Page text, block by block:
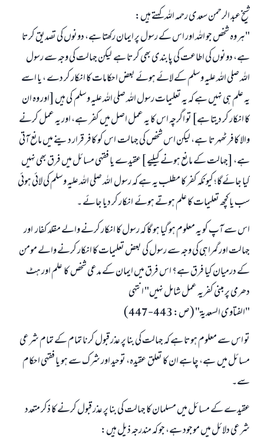
شیخ عبد الرحمن سعدی رحمہ اللہ کہتے ہیں:
"ہر وہ شخص جو اللہ اور اس کے رسول پر ایمان رکھتا ہے، دونوں کی تصدیق کرتا
ہے، دونوں کی اطاعت کی پابندی بھی کرتا ہے لیکن جہالت کی وجہ سے رسول
اللہ صلی اللہ علیہ وسلم کے لائے ہوئے بعض احکامات کا انکار کر دے ، یا اسے
یہ علم ہی نہیں ہے کہ یہ تعلیمات رسول اللہ صلی اللہ علیہ وسلم کی ہیں [اور وہ ان
کا انکار کر دیتا ہے] تو اگرچہ اس کا یہ عمل اصل میں کفر ہے، اور یہ عمل کرنے
والا کافر ٹھہرتا ہے، لیکن اس شخص کی جہالت اس کو کافر قرار دینے میں مانع آتی
ہے، [جہالت کے مانع ہونے کیلیے ] عقیدے یا فقہی مسائل میں فرق بھی نہیں
کیا جائےگا؛ کیونکہ کفر کا مطلب یہ ہے کہ رسول اللہ صلی اللہ علیہ وسلم کی لائی ہوئی
سب یا کچھ تعلیمات کا علم ہوتے ہوئے انکار کر دیا جائے ۔
اس سے آپ کو یہ معلوم ہو گیا ہو گا کہ رسول کا انکار کرنے والے مقلد کفار اور
جہالت اور گمراہی کی وجہ سے رسول کی بعض تعلیمات کا انکار کرنے والے مومن
کے درمیان کیا فرق ہے؟ اس فرق میں ایمان کے مدعی شخص کا علم اور ہٹ
دھرمی پر مبنی کفریہ عمل شامل نہیں" انتہی
"الفتاوى السعدية" (ص: 443-447)
تو اس سے معلوم ہوتا ہے کہ جہالت کی بنا پر عذر قبول کرنا تمام کے تمام شرعی
مسائل میں ہے، چاہے ان کا تعلق عقیدہ، توحید اور شرک سے ہو یا فقہی احکام
سے۔
عقیدے کے مسائل میں مسلمان کا جہالت کی بنا پر عذر قبول کرنے کا ذکر متعدد
شرعی دلائل میں موجود ہے، جو کہ مندرجہ ذیل ہیں: